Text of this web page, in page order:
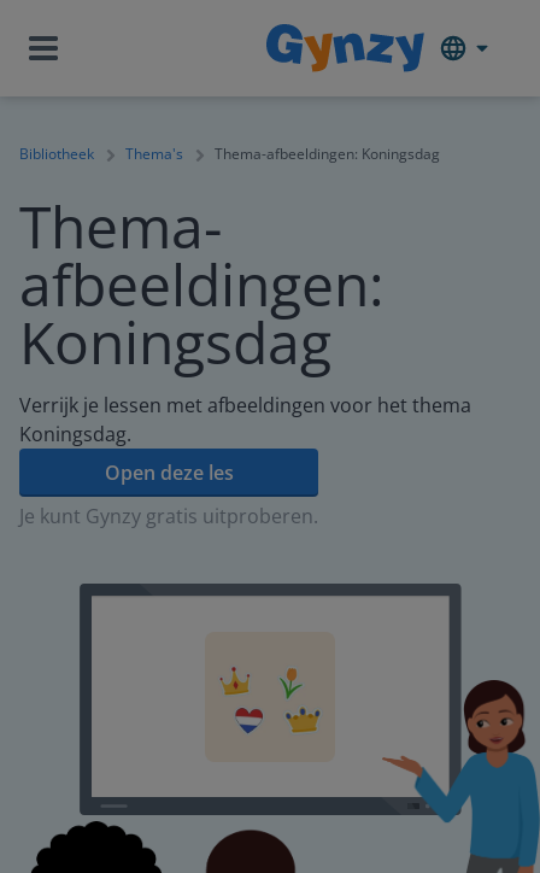
Bibliotheek Thema's Thema-afbeeldingen: Koningsdag
Thema-
afbeeldingen:
Koningsdag
Verrijk je lessen met afbeeldingen voor het thema
Koningsdag.
Open deze les
Je kunt Gynzy gratis uitproberen.